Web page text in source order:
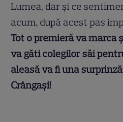
Lumea, dar și ce
acum, după acest pas
Tot o premieră va marca
va găti colegilor săi
aleasă va fi una
Crângași!